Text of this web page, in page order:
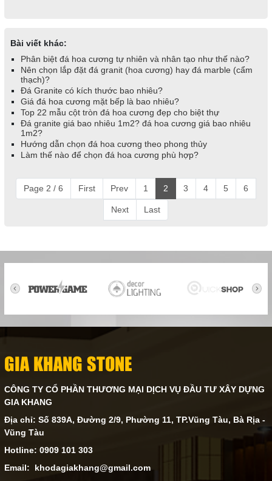
Bài viết khác:
Phân biệt đá hoa cương tự nhiên và nhân tạo như thế nào?
Nên chọn lắp đặt đá granit (hoa cương) hay đá marble (cẩm
thạch)?
Đá Granite có kích thước bao nhiêu?
Giá đá hoa cương mặt bếp là bao nhiêu?
Top 22 mẫu cột tròn đá hoa cương đẹp cho biệt thự
Đá granite giá bao nhiêu 1m2? đá hoa cương giá bao nhiêu
1m2?
Hướng dẫn chọn đá hoa cương theo phong thủy
Làm thế nào để chọn đá hoa cương phù hợp?
Page 2 / 6 First Prev 1 2 3 4 5 6
Next Last
GIA KHANG STONE
CÔNG TY CỔ PHẦN THƯƠNG MẠI DỊCH VỤ ĐẦU TƯ XÂY DỰNG
GIA KHANG
Địa chỉ: Số 839A, Đường 2/9, Phường 11, TP.Vũng Tàu, Bà Rịa -
Vũng Tàu
Hotline: 0909 101 303
Email: khodagiakhang@gmail.com